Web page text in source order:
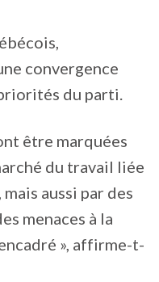
convergence
du parti.
être marquées
du travail liée
aussi par des
menaces à la
», affirme-t-